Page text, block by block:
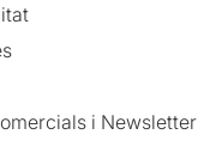
i Newsletter